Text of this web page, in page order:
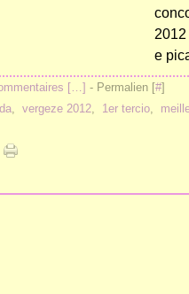
2012
e
[…] - Permalien [#]
, vergeze 2012, 1er tercio,